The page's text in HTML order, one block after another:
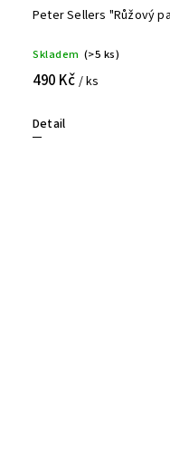
Peter Sellers "Růžový
Skladem (>5 ks)
490 Kč / ks
Detail